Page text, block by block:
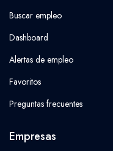
Buscar empleo
Dashboard
Alertas de empleo
Favoritos
Preguntas frecuentes
Empresas